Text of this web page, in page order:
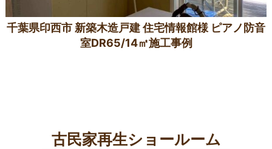
千葉県印西市 新築木造戸建 住宅情報館様 ピアノ防音
室DR65/14㎡施工事例
古民家再生ショールーム